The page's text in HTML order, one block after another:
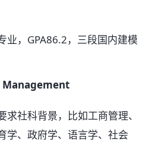
业，GPA86.2，三段国内建模
Management
求社科背景，比如工商管理、
学、政府学、语言学、社会